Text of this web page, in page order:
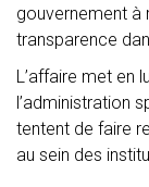
gouvernement à
transparence
L’affaire met en
l’administration
tentent de faire
au sein des